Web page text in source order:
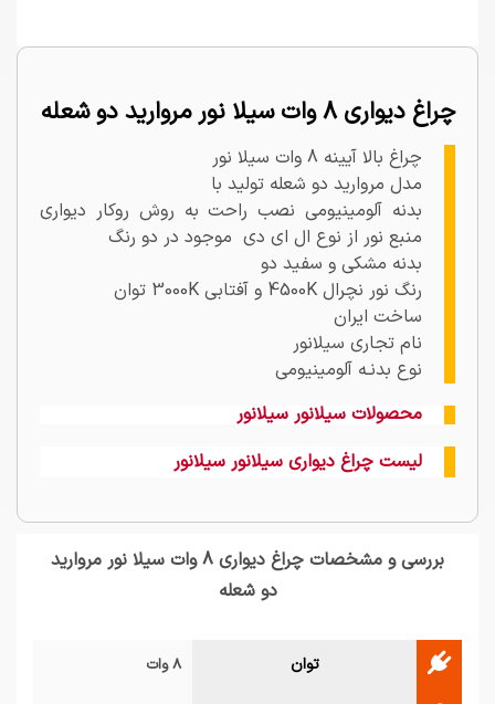
چراغ دیواری 8 وات سیلا نور مروارید دو شعله
چراغ بالا آیینه 8 وات سیلا نور
مدل مروارید دو شعله تولید با
بدنه آلومینیومی نصب راحت به روش روکار دیواری
منبع نور از نوع ال ای دی موجود در دو رنگ
بدنه مشکی و سفید دو
رنگ نور نچرال 4500K و آفتابی 3000K توان
ساخت ایران
نام تجاری سیلانور
نوع بدنـه آلومینیومی
محصولات سیلانور سیلانور
لیست چراغ دیواری سیلانور سیلانور
بررسی و مشخصات چراغ دیواری 8 وات سیلا نور مروارید
دو شعله
توان 8 وات